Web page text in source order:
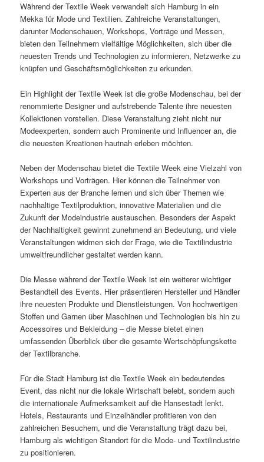
Während der Textile Week verwandelt sich Hamburg in ein
Mekka für Mode und Textilien. Zahlreiche Veranstaltungen,
darunter Modenschauen, Workshops, Vorträge und Messen,
bieten den Teilnehmern vielfältige Möglichkeiten, sich über die
neuesten Trends und Technologien zu informieren, Netzwerke zu
knüpfen und Geschäftsmöglichkeiten zu erkunden.
Ein Highlight der Textile Week ist die große Modenschau, bei der
renommierte Designer und aufstrebende Talente ihre neuesten
Kollektionen vorstellen. Diese Veranstaltung zieht nicht nur
Modeexperten, sondern auch Prominente und Influencer an, die
die neuesten Kreationen hautnah erleben möchten.
Neben der Modenschau bietet die Textile Week eine Vielzahl von
Workshops und Vorträgen. Hier können die Teilnehmer von
Experten aus der Branche lernen und sich über Themen wie
nachhaltige Textilproduktion, innovative Materialien und die
Zukunft der Modeindustrie austauschen. Besonders der Aspekt
der Nachhaltigkeit gewinnt zunehmend an Bedeutung, und viele
Veranstaltungen widmen sich der Frage, wie die Textilindustrie
umweltfreundlicher gestaltet werden kann.
Die Messe während der Textile Week ist ein weiterer wichtiger
Bestandteil des Events. Hier präsentieren Hersteller und Händler
ihre neuesten Produkte und Dienstleistungen. Von hochwertigen
Stoffen und Garnen über Maschinen und Technologien bis hin zu
Accessoires und Bekleidung – die Messe bietet einen
umfassenden Überblick über die gesamte Wertschöpfungskette
der Textilbranche.
Für die Stadt Hamburg ist die Textile Week ein bedeutendes
Event, das nicht nur die lokale Wirtschaft belebt, sondern auch
die internationale Aufmerksamkeit auf die Hansestadt lenkt.
Hotels, Restaurants und Einzelhändler profitieren von den
zahlreichen Besuchern, und die Veranstaltung trägt dazu bei,
Hamburg als wichtigen Standort für die Mode- und Textilindustrie
zu positionieren.